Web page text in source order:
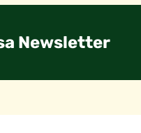
Newsletter